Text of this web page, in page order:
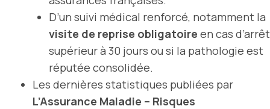
D’un suivi médical renforcé, notamment la
visite de reprise obligatoire en cas d’arrêt
supérieur à 30 jours ou si la pathologie est
réputée consolidée.
Les dernières statistiques publiées par
L’Assurance Maladie – Risques